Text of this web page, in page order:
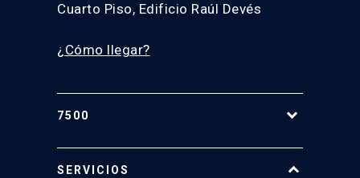
Cuarto Piso, Edificio Raúl Devés
¿Cómo llegar?
7500
SERVICIOS